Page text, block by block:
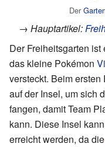
Der
→ Hauptartikel:
Der Freiheitsgarten
das kleine Pokémon
versteckt. Beim
auf der Insel, um sich
fangen, damit Team
kann. Diese Insel
erreicht werden, da die